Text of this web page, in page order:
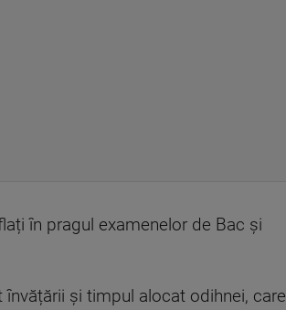
în pragul examenelor de Bac și
și timpul alocat odihnei, care